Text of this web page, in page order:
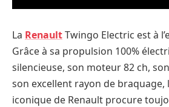
La RenaultTwingo Electric est à
Grâce à sa propulsion 100%
silencieuse, son moteur 82 ch,
son excellent rayon de
iconique de Renault procure